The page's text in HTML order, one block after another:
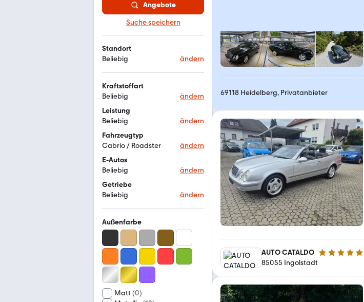
Angebote
Suche speichern
Standort
Beliebig
ändern
Kraftstoffart
Beliebig
ändern
Leistung
Beliebig
ändern
Fahrzeugtyp
Cabrio / Roadster
ändern
E-Autos
Beliebig
ändern
Getriebe
Beliebig
ändern
Außenfarbe
Matt (0)
69118 Heidelberg, Privatanbieter
AUTO CATALDO 5 Sterne
85055 Ingolstadt